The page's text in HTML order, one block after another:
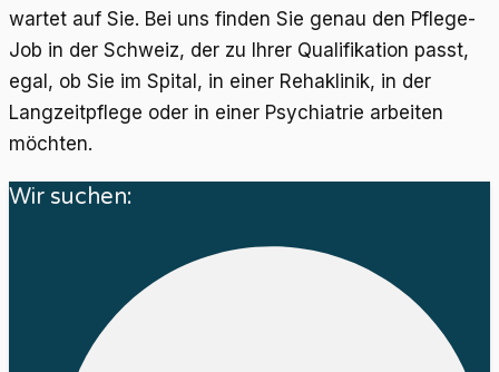
wartet auf Sie. Bei uns finden Sie genau den Pflege-
Job in der Schweiz, der zu Ihrer Qualifikation passt,
egal, ob Sie im Spital, in einer Rehaklinik, in der
Langzeitpflege oder in einer Psychiatrie arbeiten
möchten.
Wir suchen: